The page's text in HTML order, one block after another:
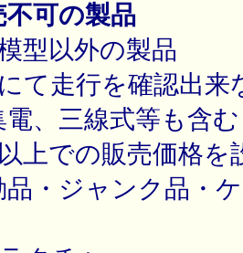
不可の製品
型以外の製品
て走行を確認出来
電、三線式等も含
上での販売価格を
品・ジャンク品・